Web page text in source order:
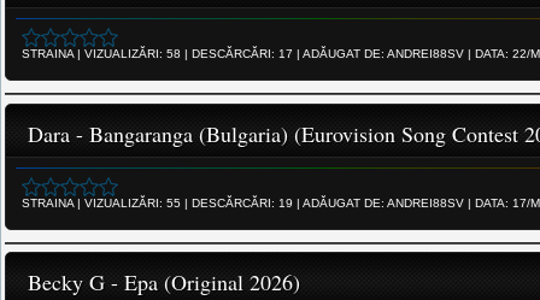
STRAINA| VIZUALIZĂRI: 58 | DESCĂRCĂRI: 17 | ADĂUGAT DE: ANDREI88SV | DATA: 22/
Dara - Bangaranga (Bulgaria) (Eurovision Song Contest
STRAINA| VIZUALIZĂRI: 55 | DESCĂRCĂRI: 19 | ADĂUGAT DE: ANDREI88SV | DATA: 17/
Becky G - Epa (Original 2026)